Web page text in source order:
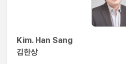
Kim. Han Sang
김한상